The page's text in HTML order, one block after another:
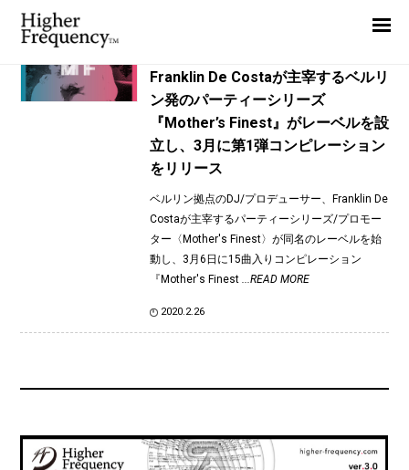
TAG: Nico
Franklin De Costaが主宰するベルリ
ン発のパーティーシリーズ
『Mother’s Finest』がレーベルを設
立し、3月に第1弾コンピレーション
をリリース
ベルリン拠点のDJ/プロデューサー、Franklin De
Costaが主宰するパーティーシリーズ/プロモー
ター〈Mother's Finest〉が同名のレーベルを始
動し、3月6日に15曲入りコンピレーション
『Mother's Finest ...READ MORE
2020.2.26
News
Interview
Highlight
Report